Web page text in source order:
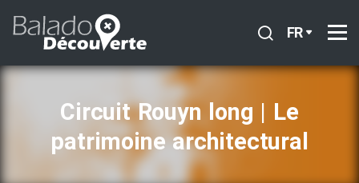
FR
Circuit Rouyn long | Le
patrimoine architectural